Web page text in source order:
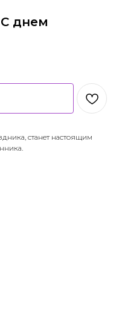
С днем
станет настоящим